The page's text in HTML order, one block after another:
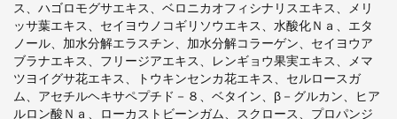
ス、ハゴロモグサエキス、ベロニカオフィシナリスエキス、メリ
ッサ葉エキス、セイヨウノコギリソウエキス、水酸化Ｎａ、エタ
ノール、加水分解エラスチン、加水分解コラーゲン、セイヨウア
ブラナエキス、フリージアエキス、レンギョウ果実エキス、メマ
ツヨイグサ花エキス、トウキンセンカ花エキス、セルロースガ
ム、アセチルヘキサペプチド－８、ベタイン、β－グルカン、ヒア
ルロン酸Ｎａ、ローカストビーンガム、スクロース、プロパンジ